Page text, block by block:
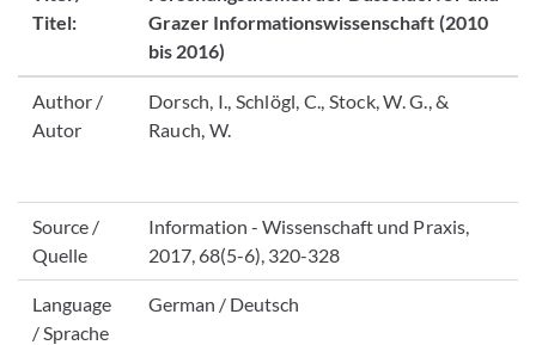
Titel:
Grazer Informationswissenschaft (2010
bis 2016)
Author /
Autor
Dorsch, I., Schlögl, C., Stock, W. G., &
Rauch, W.
Source /
Quelle
Information - Wissenschaft und Praxis,
2017, 68(5-6), 320-328
Language
/ Sprache
German / Deutsch